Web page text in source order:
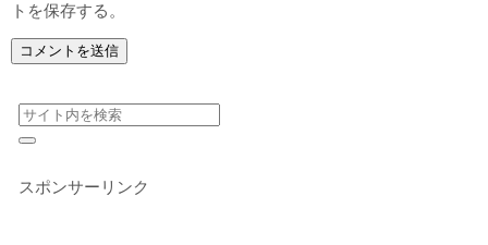
トを保存する。
スポンサーリンク